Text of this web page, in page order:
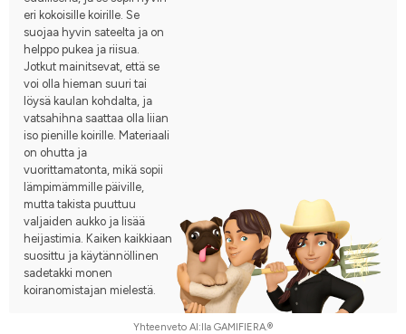
eri kokoisille koirille. Se
suojaa hyvin sateelta ja on
helppo pukea ja riisua.
Jotkut mainitsevat, että se
voi olla hieman suuri tai
löysä kaulan kohdalta, ja
vatsahihna saattaa olla liian
iso pienille koirille. Materiaali
on ohutta ja
vuorittamatonta, mikä sopii
lämpimämmille päiville,
mutta takista puuttuu
valjaiden aukko ja lisää
heijastimia. Kaiken kaikkiaan
suosittu ja käytännöllinen
sadetakki monen
koiranomistajan mielestä.
Yhteenveto AI:lla GAMIFIERA.®